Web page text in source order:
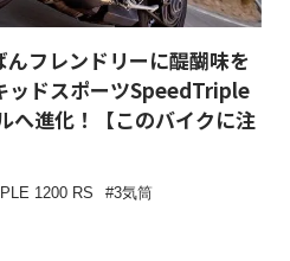
フレンドリーに醍醐味を
ッドスポーツSpeedTriple
へ進化！【このバイクに注
1200 RS
3気筒